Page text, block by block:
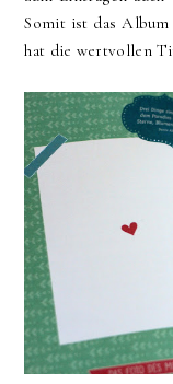
Somit ist das
hat die wertvollen